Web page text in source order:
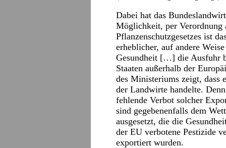
Dabei hat das
Möglichkeit, per Verordnung
Pflanzenschutzgesetzes ist
erheblicher, auf andere
Gesundheit […] die Ausfuhr
Staaten außerhalb der
des Ministeriums zeigt, dass
der Landwirte handelte.
fehlende Verbot solcher
sind gegebenenfalls dem
ausgesetzt, die die
der EU verbotene Pestizide
exportiert wurden.